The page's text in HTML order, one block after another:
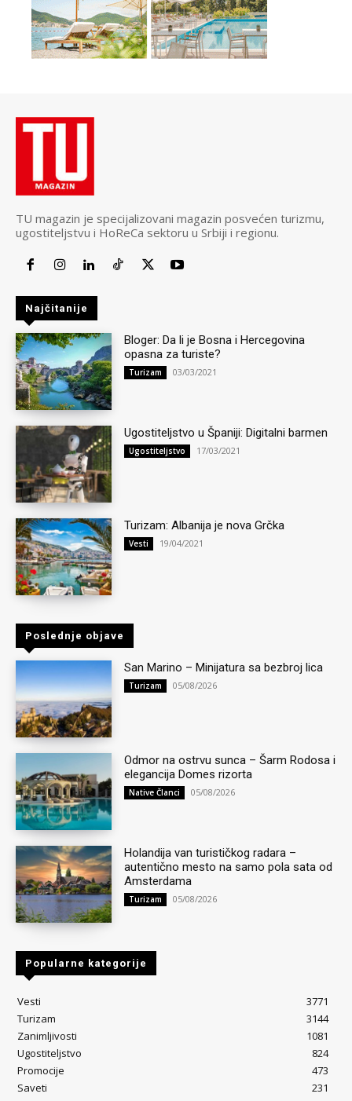
TU magazin je specijalizovani magazin posvećen turizmu,
ugostiteljstvu i HoReCa sektoru u Srbiji i regionu.
Najčitanije
Bloger: Da li je Bosna i Hercegovina
opasna za turiste?
Turizam 03/03/2021
Ugostiteljstvo u Španiji: Digitalni barmen
Ugostiteljstvo 17/03/2021
Turizam: Albanija je nova Grčka
Vesti 19/04/2021
Poslednje objave
San Marino – Minijatura sa bezbroj lica
Turizam 05/08/2026
Odmor na ostrvu sunca – Šarm Rodosa i
elegancija Domes rizorta
Native Članci 05/08/2026
Holandija van turističkog radara –
autentično mesto na samo pola sata od
Amsterdama
Turizam 05/08/2026
Popularne kategorije
Vesti
3771
Turizam
3144
Zanimljivosti
1081
Ugostiteljstvo
824
Promocije
473
Saveti
231